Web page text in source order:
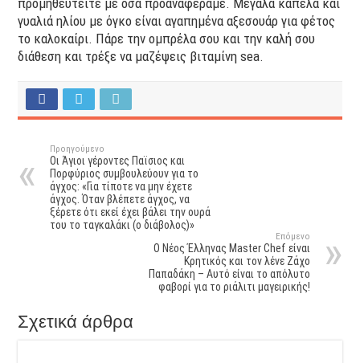
γυαλιά ηλίου με όγκο είναι αγαπημένα αξεσουάρ για φέτος
το καλοκαίρι. Πάρε την ομπρέλα σου και την καλή σου
διάθεση και τρέξε να μαζέψεις βιταμίνη sea.
Προηγούμενο
Οι Άγιοι γέροντες Παϊσιος και
Πορφύριος συμβουλεύουν για το
άγχος: «Για τίποτε να μην έχετε
άγχος. Όταν βλέπετε άγχος, να
ξέρετε ότι εκεί έχει βάλει την ουρά
του το ταγκαλάκι (ο διάβολος)»
Επόμενο
Ο Νέος Έλληνας Master Chef είναι
Kρητικός και τον λένε Ζάχο
Παπαδάκη – Αυτό είναι το απόλυτο
φαβορί για το ριάλιτι μαγειρικής!
Σχετικά άρθρα